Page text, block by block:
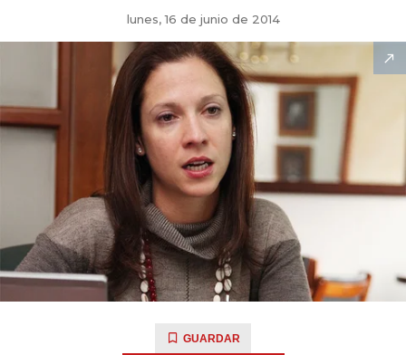
lunes, 16 de junio de 2014
GUARDAR